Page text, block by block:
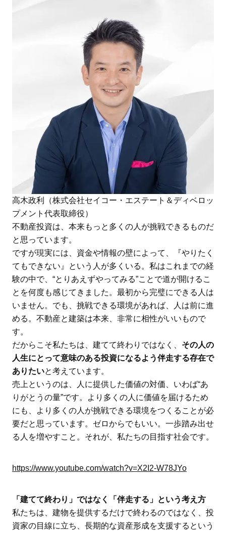
高木政利（株式会社セイコー・エステート＆ディベロッ
プメント代表取締役）
不動産投資は、本来もっと多くの人が挑戦できるものだ
と思っています。
ですが現実には、資金や情報の壁によって、『やりたく
てもできない』という人が多くいる。私はこれまでの経
験の中で、“とりあえずやってみる”ことで道が開けるこ
とを何度も感じてきました。最初から完璧にできる人は
いません。でも、挑戦できる環境があれば、人は前に進
める。不動産と建築は本来、非常に相性がいいもので
す。
だからこそ私たちは、建てて終わりではなく、 その人の
人生にとって意味のある投資になるよう伴走する存在で
ありたいと考えています。
売上というのは、人に提供した価値の対価、いわば“あ
りがとうの量”です。より多くの人に価値を届けるため
にも、より多くの人が挑戦できる環境をつくることが必
要だと思っています。ゼロからでもいい。一歩踏み出せ
る人を増やすこと。それが、私たちの目指す社会です。
https://www.youtube.com/watch?v=X2I2-W78JYo
「建てて終わり」ではなく「伴走する」という考え方
私たちは、建物を提供するだけで終わるのではなく、投
資家の目線に立ち、長期的な資産形成を支援するという